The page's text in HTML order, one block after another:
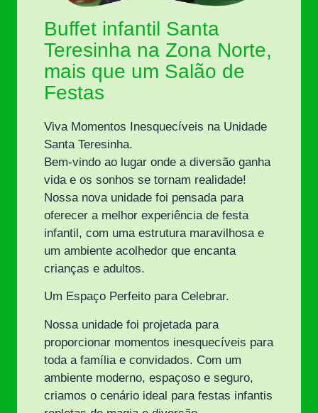
Buffet infantil Santa
Teresinha na Zona Norte,
mais que um Salão de
Festas
Viva Momentos Inesquecíveis na Unidade
Santa Teresinha.
Bem-vindo ao lugar onde a diversão ganha
vida e os sonhos se tornam realidade!
Nossa nova unidade foi pensada para
oferecer a melhor experiência de festa
infantil, com uma estrutura maravilhosa e
um ambiente acolhedor que encanta
crianças e adultos.
Um Espaço Perfeito para Celebrar.
Nossa unidade foi projetada para
proporcionar momentos inesquecíveis para
toda a família e convidados. Com um
ambiente moderno, espaçoso e seguro,
criamos o cenário ideal para festas infantis